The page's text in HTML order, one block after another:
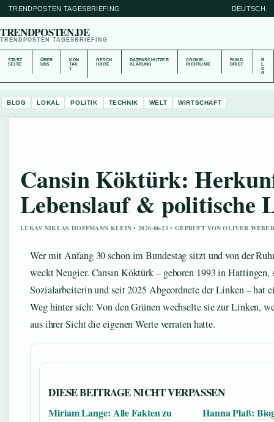
TRENDPOSTEN TAGESBRIEFING DEUTSCH
TRENDPOSTEN.DE
TRENDPOSTEN TAGESBRIEFING
START
SEITE
ÜBER
UNS
KON
TAK
T
GESCH
ICHTE
DATENSCHUTZER
KLÄRUNG
COOKIE-
RICHTLINIE
RUND
BRIEF
B
O
G
BLOG LOKAL POLITIK TECHNIK WELT WIRTSCHAFT
Cansin Köktürk:
Lebenslauf & politische
LUKAS NIKLAS HOFFMANN KLEIN • 2026-06-23 • GEPRUFT VON OLIVER
Wer mit Anfang 30 schon im Bundestag sitzt und von der
weckt Neugier. Cansın Köktürk – geboren 1993 in Hattingen,
Sozialarbeiterin und seit 2025 Abgeordnete der Linken – hat
Weg hinter sich: Von den Grünen wechselte sie zur Linken,
aus ihrer Sicht die eigenen Werte verraten hatte.
DIESE BEITRAGE NICHT VERPASSEN
Miriam Lange: Alle Fakten zu
Hanna Plaß: